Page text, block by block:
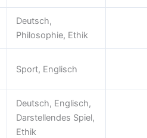
Deutsch,
Philosophie, Ethik
Sport, Englisch
Deutsch, Englisch,
Darstellendes Spiel,
Ethik